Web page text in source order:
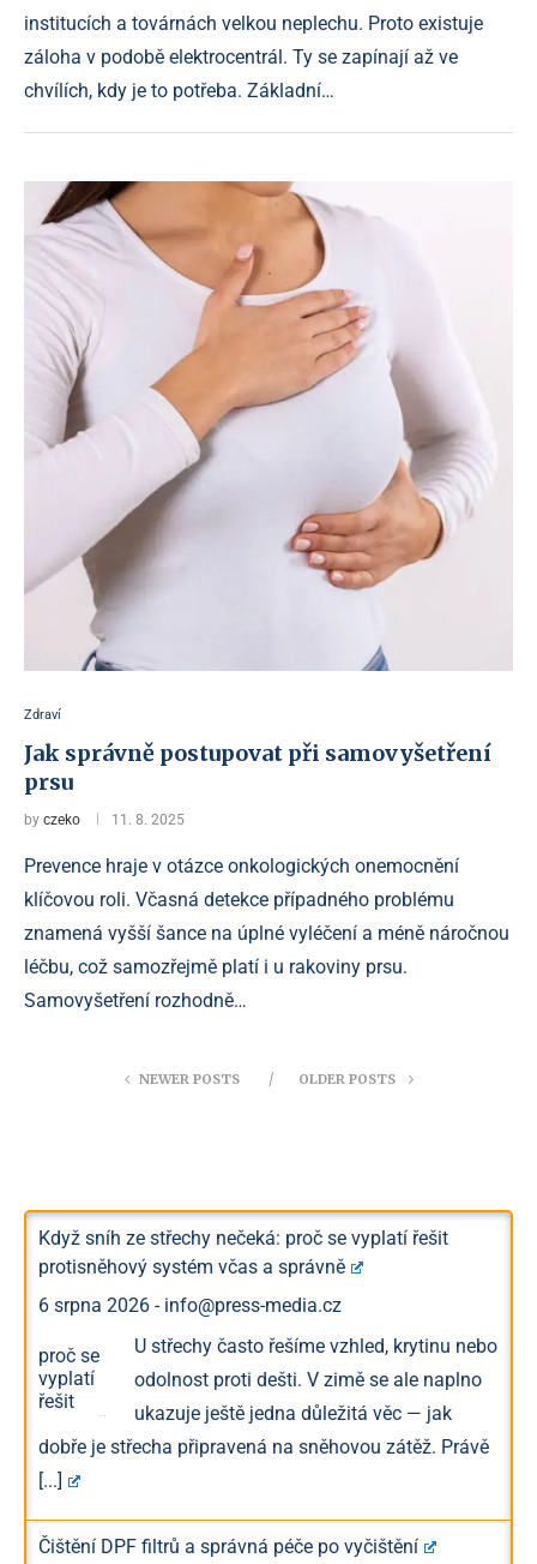
institucích a továrnách velkou neplechu. Proto existuje
záloha v podobě elektrocentrál. Ty se zapínají až ve
chvílích, kdy je to potřeba. Základní…
Zdraví
Jak správně postupovat při samovyšetření
prsu
by czeko 11. 8. 2025
Prevence hraje v otázce onkologických onemocnění
klíčovou roli. Včasná detekce případného problému
znamená vyšší šance na úplné vyléčení a méně náročnou
léčbu, což samozřejmě platí i u rakoviny prsu.
Samovyšetření rozhodně…
NEWER POSTS OLDER POSTS
Když sníh ze střechy nečeká: proč se vyplatí řešit
protisněhový systém včas a správně
6 srpna 2026 - info@press-media.cz
U střechy často řešíme vzhled, krytinu nebo
odolnost proti dešti. V zimě se ale naplno
ukazuje ještě jedna důležitá věc — jak
dobře je střecha připravená na sněhovou zátěž. Právě
[...]
Čištění DPF filtrů a správná péče po vyčištění